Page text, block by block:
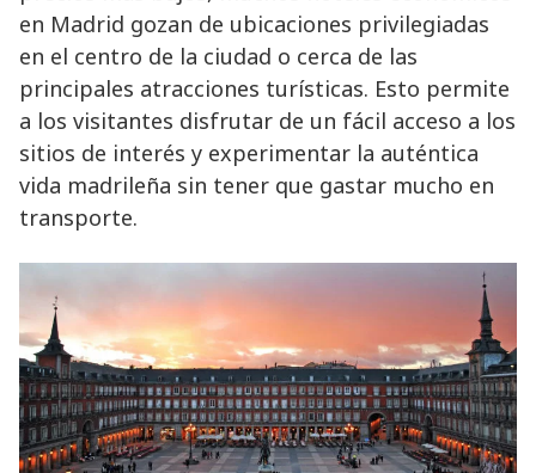
en Madrid gozan de ubicaciones privilegiadas
en el centro de la ciudad o cerca de las
principales atracciones turísticas. Esto permite
a los visitantes disfrutar de un fácil acceso a los
sitios de interés y experimentar la auténtica
vida madrileña sin tener que gastar mucho en
transporte.